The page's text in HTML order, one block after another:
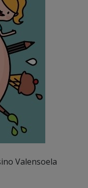
Valensoela